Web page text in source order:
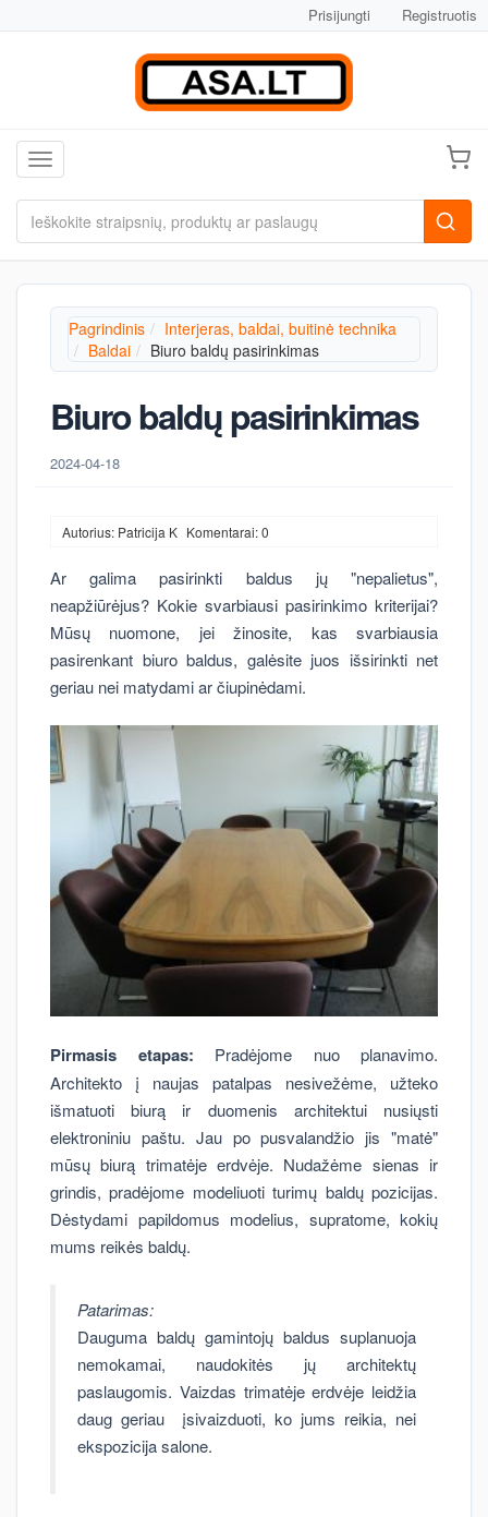
Prisijungti Registruotis
Toggle navigation
Pagrindinis
Interjeras, baldai, buitinė technika
Baldai
Biuro baldų pasirinkimas
Biuro baldų pasirinkimas
2024-04-18
Autorius: Patricija K Komentarai: 0
Ar galima pasirinkti baldus jų "nepalietus",
neapžiūrėjus? Kokie svarbiausi pasirinkimo kriterijai?
Mūsų nuomone, jei žinosite, kas svarbiausia
pasirenkant biuro baldus, galėsite juos išsirinkti net
geriau nei matydami ar čiupinėdami.
Pirmasis etapas: Pradėjome nuo planavimo.
Architekto į naujas patalpas nesivežėme, užteko
išmatuoti biurą ir duomenis architektui nusiųsti
elektroniniu paštu. Jau po pusvalandžio jis "matė"
mūsų biurą trimatėje erdvėje. Nudažėme sienas ir
grindis, pradėjome modeliuoti turimų baldų pozicijas.
Dėstydami papildomus modelius, supratome, kokių
mums reikės baldų.
Patarimas:
Dauguma baldų gamintojų baldus suplanuoja
nemokamai, naudokitės jų architektų
paslaugomis. Vaizdas trimatėje erdvėje leidžia
daug geriau įsivaizduoti, ko jums reikia, nei
ekspozicija salone.